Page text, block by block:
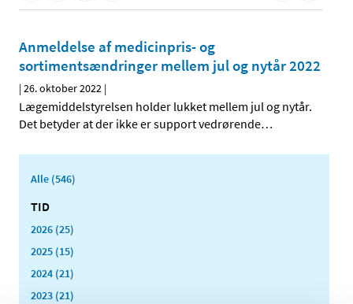
Anmeldelse af medicinpris- og
sortimentsændringer mellem jul og nytår 2022
|26. oktober 2022 |
Lægemiddelstyrelsen holder lukket mellem jul og nytår.
Det betyder at der ikke er support vedrørende…
Alle (546)
TID
2026 (25)
2025 (15)
2024 (21)
2023 (21)